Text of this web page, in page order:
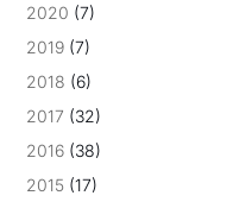
2020 (7)
2019 (7)
2018 (6)
2017 (32)
2016 (38)
2015 (17)